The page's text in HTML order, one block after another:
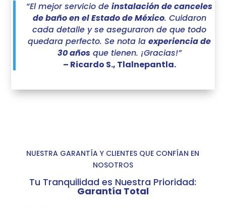
“El mejor servicio de instalación de canceles
de baño en el Estado de México. Cuidaron
cada detalle y se aseguraron de que todo
quedara perfecto. Se nota la experiencia de
30 añosque tienen. ¡Gracias!”
– Ricardo S., Tlalnepantla.
NUESTRA GARANTÍA Y CLIENTES QUE CONFÍAN EN
NOSOTROS
Tu Tranquilidad es Nuestra Prioridad:
Garantía Total